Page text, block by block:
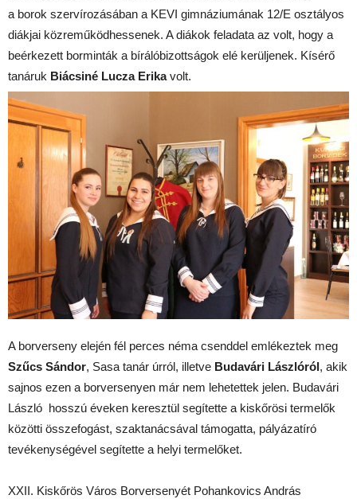
a borok szervírozásában a KEVI gimnáziumának 12/E osztályos
diákjai közreműködhessenek. A diákok feladata az volt, hogy a
beérkezett borminták a bírálóbizottságok elé kerüljenek. Kísérő
tanáruk Biácsiné Lucza Erikavolt.
A borverseny elején fél perces néma csenddel emlékeztek meg
Szűcs Sándor, Sasa tanár úrról, illetve Budavári Lászlóról, akik
sajnos ezen a borversenyen már nem lehetettek jelen. Budavári
László hosszú éveken keresztül segítette a kiskőrösi termelők
közötti összefogást, szaktanácsával támogatta, pályázatíró
tevékenységével segítette a helyi termelőket.
XXII. Kiskőrös Város Borversenyét Pohankovics András